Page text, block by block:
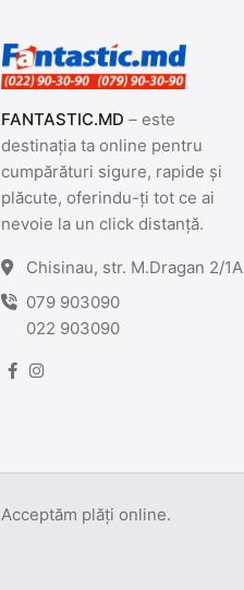
FANTASTIC.MD – este
destinația ta online pentru
cumpărături sigure, rapide și
plăcute, oferindu-ți tot ce ai
nevoie la un click distanță.
Chisinau, str. M.Dragan 2/1A
079 903090
022 903090
Acceptăm plăți online.